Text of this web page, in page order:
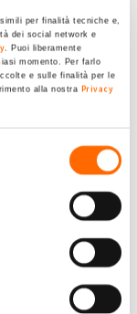
per finalità tecniche e,
dei social network e
. Puoi liberamente
momento. Per farlo
e sulle finalità per le
alla nostra Privacy
spid ma
06/2023 - 00:10
#3